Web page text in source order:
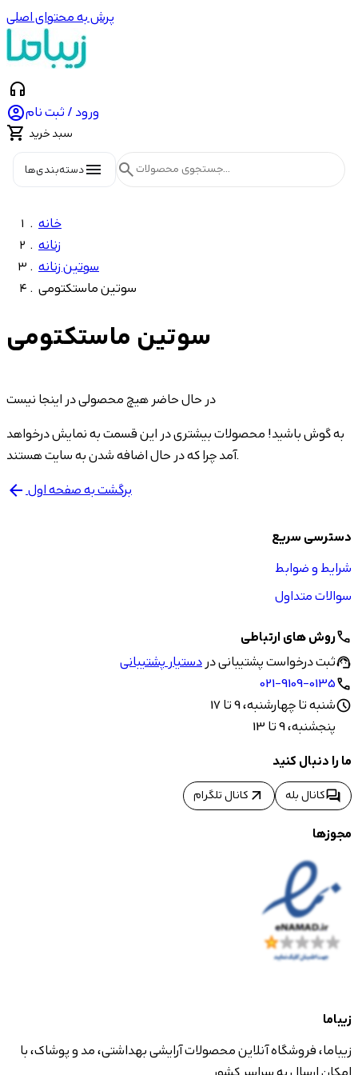
پرش به محتوای اصلی
headphones
ورود / ثبت نام
 سبد خرید
menuدسته‌بندی‌ها search
خانه
زنانه
سوتین زنانه
سوتین ماستکتومی
سوتین ماستکتومی
در حال حاضر هیچ محصولی در اینجا نیست
به گوش باشید! محصولات بیشتری در این قسمت به نمایش درخواهد
آمد چرا که در حال اضافه شدن به سایت هستند.
arrow_back برگشت به صفحه اول
دسترسی سریع
شرایط و ضوابط
سوالات متداول
callروش های ارتباطی
support_agentثبت درخواست پشتیبانی دردستیار پشتیبانی
call
021-9109-0135
scheduleشنبه تا چهارشنبه، 9 تا 17
پنجشنبه، 9 تا 13
ما را دنبال کنید
forumکانال بله arrow_outward کانال تلگرام
مجوزها
زیباما
زیباما، فروشگاه آنلاین محصولات آرایشی بهداشتی، مد و پوشاک، با